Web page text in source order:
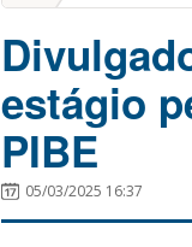
estágio
PIBE
05/03/2025 16:37